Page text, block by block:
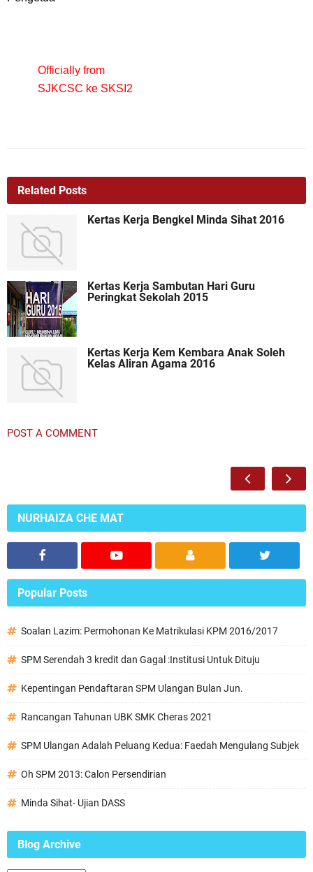
Officially from
SJKCSC ke SKSI2
Related Posts
Kertas Kerja Bengkel Minda Sihat 2016
Kertas Kerja Sambutan Hari Guru
Peringkat Sekolah 2015
Kertas Kerja Kem Kembara Anak Soleh
Kelas Aliran Agama 2016
POST A COMMENT
NURHAIZA CHE MAT
Popular Posts
Soalan Lazim: Permohonan Ke Matrikulasi KPM 2016/2017
SPM Serendah 3 kredit dan Gagal :Institusi Untuk Dituju
Kepentingan Pendaftaran SPM Ulangan Bulan Jun.
Rancangan Tahunan UBK SMK Cheras 2021
SPM Ulangan Adalah Peluang Kedua: Faedah Mengulang Subjek
Oh SPM 2013: Calon Persendirian
Minda Sihat- Ujian DASS
Blog Archive